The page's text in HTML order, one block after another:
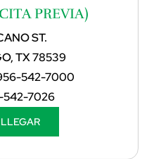
PREVIA)
ST.
TX 78539
542-7000
7026